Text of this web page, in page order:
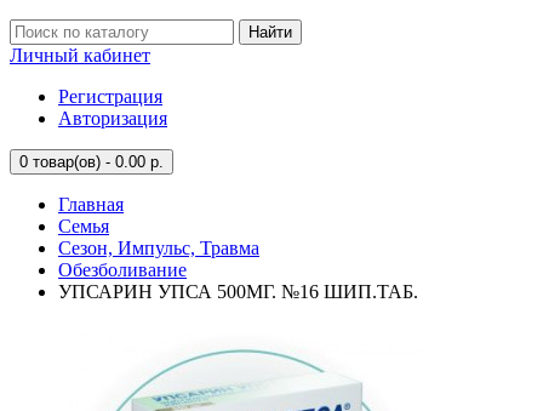
Найти
Личный кабинет
Регистрация
Авторизация
0 товар(ов) - 0.00 р.
Главная
Семья
Сезон, Импульс, Травма
Обезболивание
УПСАРИН УПСА 500МГ. №16 ШИП.ТАБ.